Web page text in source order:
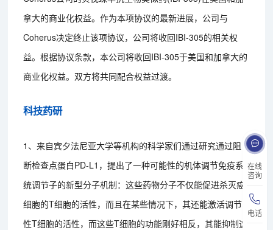
在线
咨询
电话
拿大的商业化权益。作为本项协议的最新进展，公司与
Coherus决定终止该项协议，公司将收回IBI-305的相关权
益。根据协议条款，本公司将收回IBI-305于美国和加拿大的
商业化权益。双方将共同配合权益过渡。
科技药研
1、来自宾夕法尼亚大学等机构的科学家们通过研究通过阻
断检查点蛋白PD-L1，提出了一种可能性的机体调节免疫系
统调节子的新型分子机制：这些药物分子不仅能促进杀灭癌
细胞的T细胞的活性，而且在某些情况下，其还能激活调节
性T细胞的活性，而这些T细胞的功能刚好相反，其能抑制这